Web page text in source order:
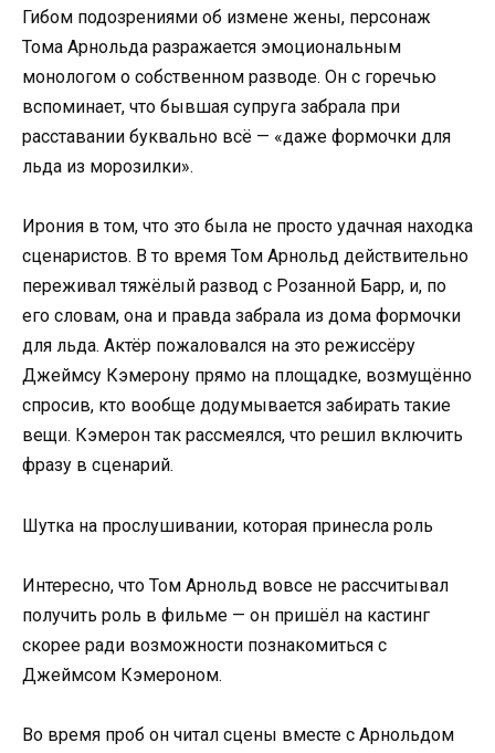
Гибом подозрениями об измене жены, персонаж
Тома Арнольда разражается эмоциональным
монологом о собственном разводе. Он с горечью
вспоминает, что бывшая супруга забрала при
расставании буквально всё — «даже формочки для
льда из морозилки».
Ирония в том, что это была не просто удачная находка
сценаристов. В то время Том Арнольд действительно
переживал тяжёлый развод с Розанной Барр, и, по
его словам, она и правда забрала из дома формочки
для льда. Актёр пожаловался на это режиссёру
Джеймсу Кэмерону прямо на площадке, возмущённо
спросив, кто вообще додумывается забирать такие
вещи. Кэмерон так рассмеялся, что решил включить
фразу в сценарий.
Шутка на прослушивании, которая принесла роль
Интересно, что Том Арнольд вовсе не рассчитывал
получить роль в фильме — он пришёл на кастинг
скорее ради возможности познакомиться с
Джеймсом Кэмероном.
Во время проб он читал сцены вместе с Арнольдом